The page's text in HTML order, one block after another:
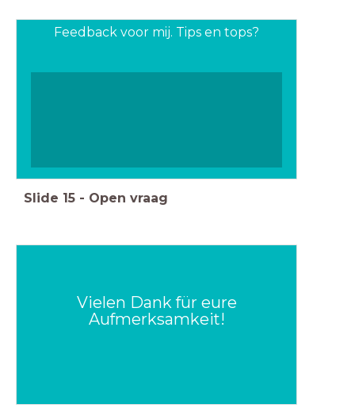
Feedback voor mij. Tips en tops?
Slide 15 - Open vraag
Vielen Dank für eure
Aufmerksamkeit!